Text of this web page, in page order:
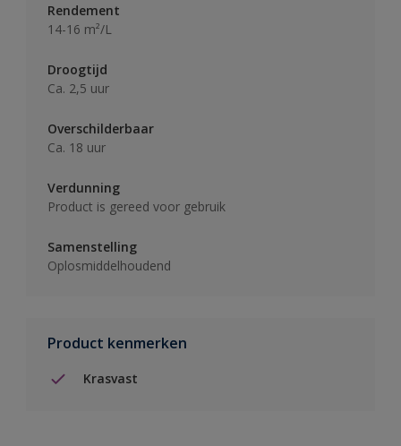
Rendement
14-16 m²/L
Droogtijd
Ca. 2,5 uur
Overschilderbaar
Ca. 18 uur
Verdunning
Product is gereed voor gebruik
Samenstelling
Oplosmiddelhoudend
Product kenmerken
Krasvast